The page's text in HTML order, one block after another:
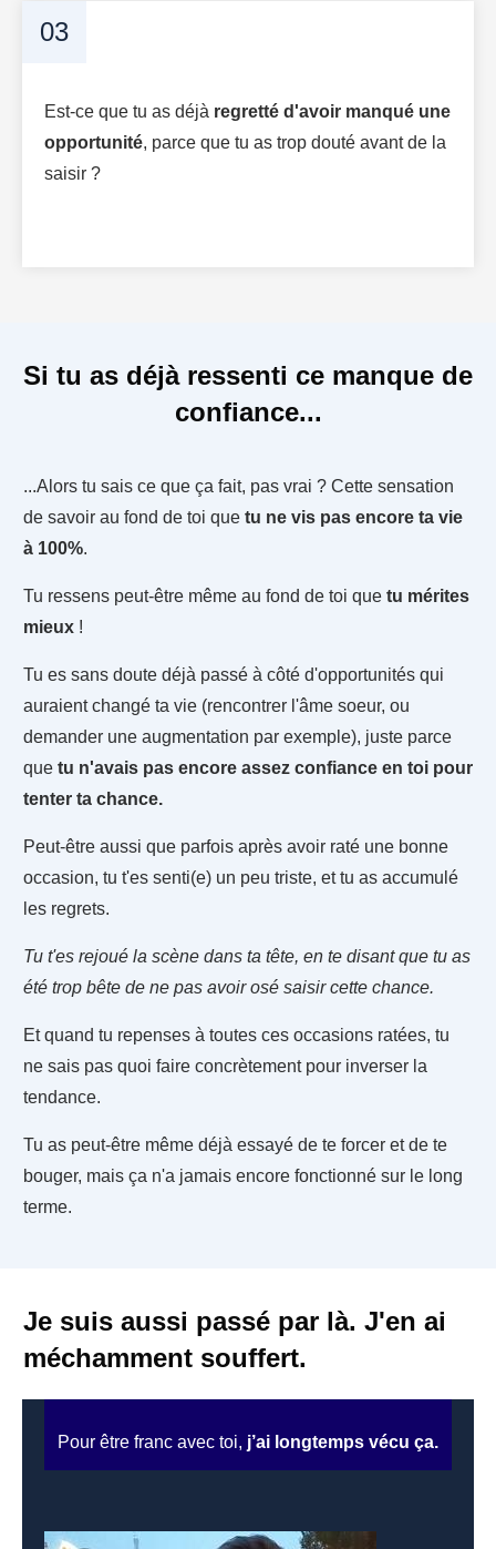
03
Est-ce que tu as déjà regretté d'avoir manqué une
opportunité, parce que tu as trop douté avant de la
saisir ?
Si tu as déjà ressenti ce manque de
confiance...
...Alors tu sais ce que ça fait, pas vrai ? Cette sensation
de savoir au fond de toi que tu ne vis pas encore ta vie
à 100%.
Tu ressens peut-être même au fond de toi que tu mérites
mieux !
Tu es sans doute déjà passé à côté d'opportunités qui
auraient changé ta vie (rencontrer l'âme soeur, ou
demander une augmentation par exemple), juste parce
que tu n'avais pas encore assez confiance en toi pour
tenter ta chance.
Peut-être aussi que parfois après avoir raté une bonne
occasion, tu t'es senti(e) un peu triste, et tu as accumulé
les regrets.
Tu t'es rejoué la scène dans ta tête, en te disant que tu as
été trop bête de ne pas avoir osé saisir cette chance.
Et quand tu repenses à toutes ces occasions ratées, tu
ne sais pas quoi faire concrètement pour inverser la
tendance.
Tu as peut-être même déjà essayé de te forcer et de te
bouger, mais ça n'a jamais encore fonctionné sur le long
terme.
Je suis aussi passé par là. J'en ai
méchamment souffert.
Pour être franc avec toi, j’ai longtemps vécu ça.